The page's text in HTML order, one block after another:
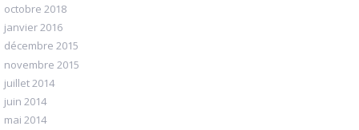
octobre 2018
janvier 2016
décembre 2015
novembre 2015
juillet 2014
juin 2014
mai 2014